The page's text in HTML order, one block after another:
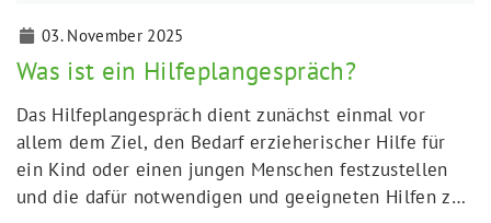
03. November 2025
Was ist ein Hilfeplangespräch?
Das Hilfeplangespräch dient zunächst einmal vor
allem dem Ziel, den Bedarf erzieherischer Hilfe für
ein Kind oder einen jungen Menschen festzustellen
und die dafür notwendigen und geeigneten Hilfen zu